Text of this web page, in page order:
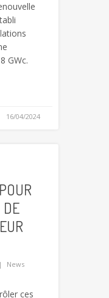
GWc.
16/04/2024
DE
News
ces